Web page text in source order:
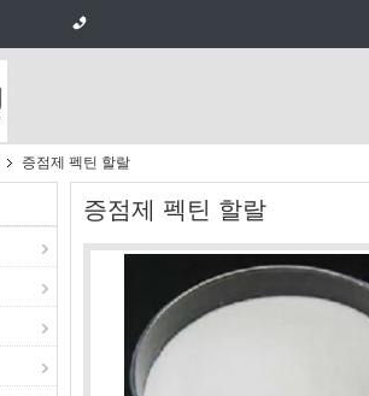
증점제 펙틴 할랄
증점제 펙틴 할랄